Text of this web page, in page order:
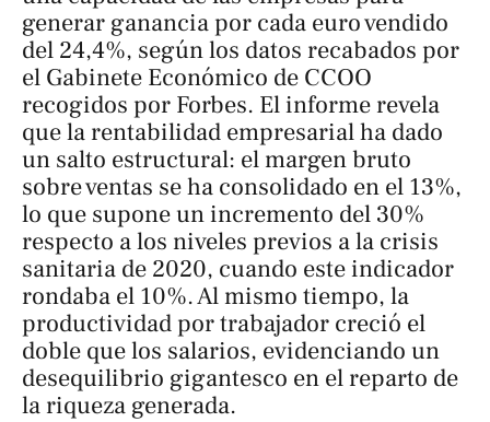
generar ganancia por cada euro vendido
del 24,4%, según los datos recabados por
el Gabinete Económico de CCOO
recogidos por Forbes. El informe revela
que la rentabilidad empresarial ha dado
un salto estructural: el margen bruto
sobre ventas se ha consolidado en el 13%,
lo que supone un incremento del 30%
respecto a los niveles previos a la crisis
sanitaria de 2020, cuando este indicador
rondaba el 10%. Al mismo tiempo, la
productividad por trabajador creció el
doble que los salarios, evidenciando un
desequilibrio gigantesco en el reparto de
la riqueza generada.